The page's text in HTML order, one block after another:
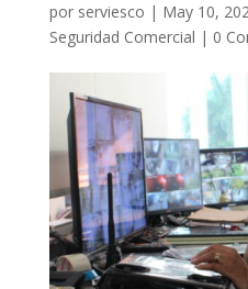
por serviesco | May 10,
Seguridad Comercial | 0